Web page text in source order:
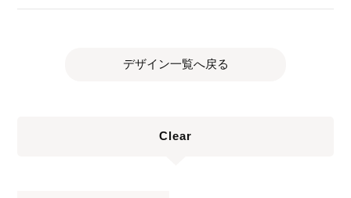
デザイン一覧へ戻る
Clear